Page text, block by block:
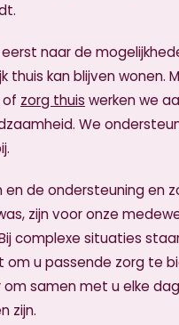
eerst naar de
thuis kan blijven wonen.
of zorg thuis werken we
We
en de ondersteuning en
zijn voor onze
complexe situaties
u passende zorg te
samen met u elke
zijn.